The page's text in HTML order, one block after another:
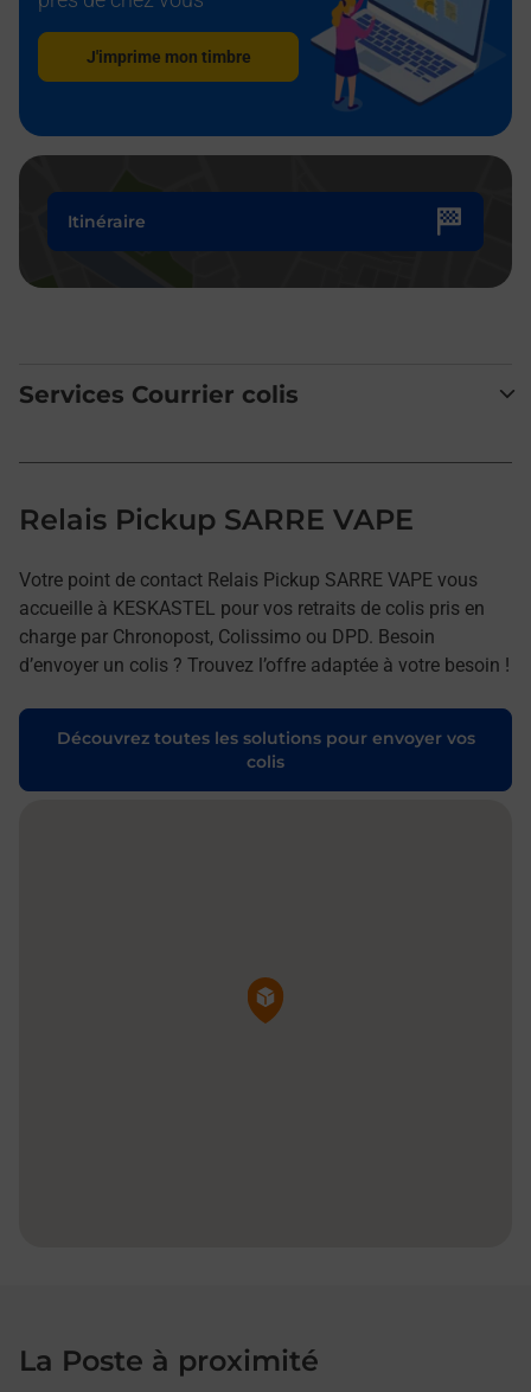
J'imprime mon timbre
Itinéraire
Services Courrier colis
Relais Pickup SARRE VAPE
Votre point de contact Relais Pickup SARRE VAPE vous
accueille à KESKASTEL pour vos retraits de colis pris en
charge par Chronopost, Colissimo ou DPD. Besoin
d’envoyer un colis ? Trouvez l’offre adaptée à votre besoin !
Découvrez toutes les solutions pour envoyer vos
colis
Pin de la carte
La Poste à proximité